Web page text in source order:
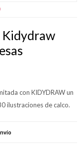
Kidydraw
con KIDYDRAW un
ilustraciones de calco.